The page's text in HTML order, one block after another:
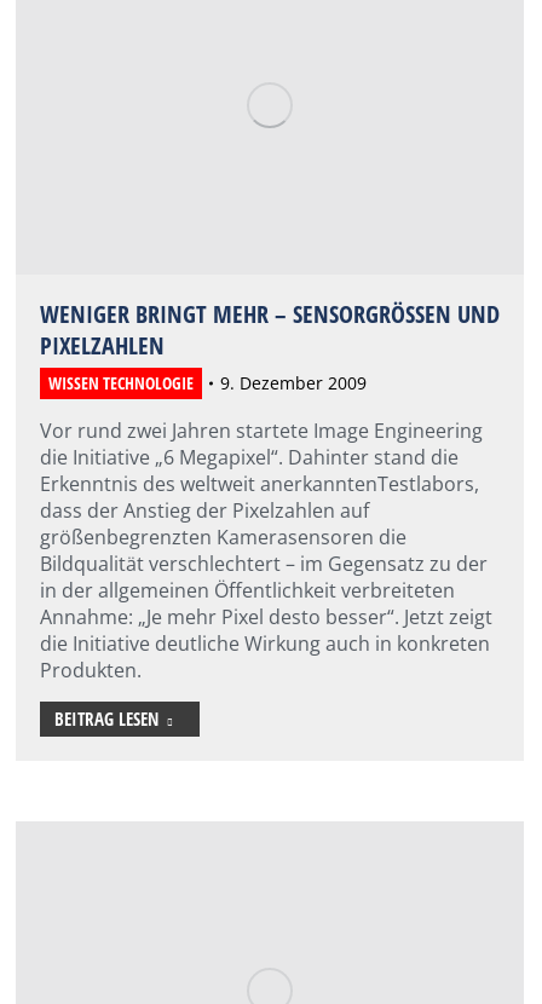
WENIGER BRINGT MEHR – SENSORGRÖSSEN UND P
IXELZAHLEN
WISSEN TECHNOLOGIE 9. Dezember 2009
Vor rund zwei Jahren startete Image Engineering
die Initiative „6 Megapixel“. Dahinter stand die
Erkenntnis des weltweit anerkanntenTestlabors,
dass der Anstieg der Pixelzahlen auf
größenbegrenzten Kamerasensoren die
Bildqualität verschlechtert – im Gegensatz zu der
in der allgemeinen Öffentlichkeit verbreiteten
Annahme: „Je mehr Pixel desto besser“. Jetzt zeigt
die Initiative deutliche Wirkung auch in konkreten
Produkten.
BEITRAG LESEN